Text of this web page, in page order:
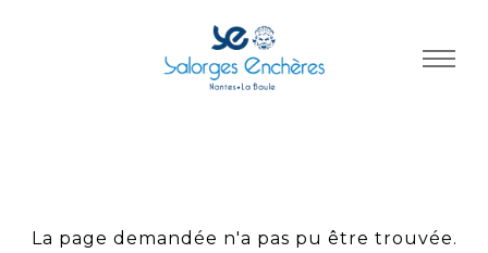
La page demandée n'a pas pu être trouvée.